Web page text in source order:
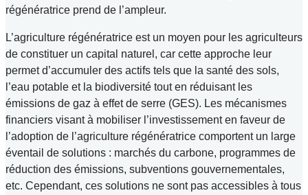
régénératrice prend de l’ampleur.
L’agriculture régénératrice est un moyen pour les agriculteurs
de constituer un capital naturel, car cette approche leur
permet d’accumuler des actifs tels que la santé des sols,
l’eau potable et la biodiversité tout en réduisant les
émissions de gaz à effet de serre (GES). Les mécanismes
financiers visant à mobiliser l’investissement en faveur de
l’adoption de l’agriculture régénératrice comportent un large
éventail de solutions : marchés du carbone, programmes de
réduction des émissions, subventions gouvernementales,
etc. Cependant, ces solutions ne sont pas accessibles à tous